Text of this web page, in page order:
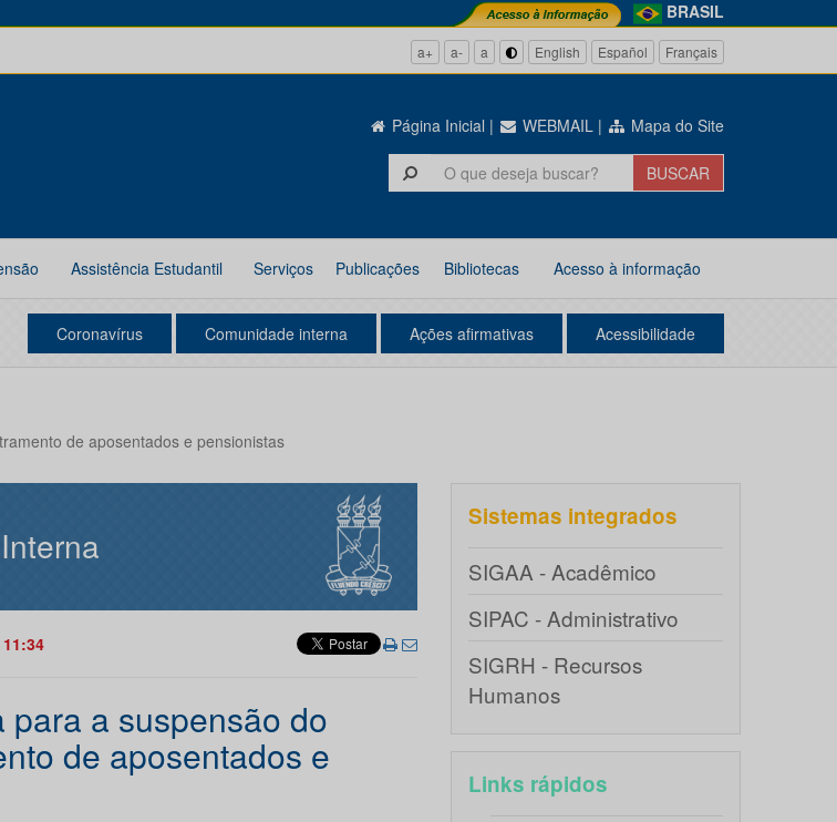
BRASIL
a+ a- a English Español Français
Página Inicial | WEBMAIL | Mapa do Site
Assistência Estudantil Serviços Publicações Bibliotecas Acesso à informação
Coronavírus Comunidade interna Ações afirmativas Acessibilidade
de aposentados e pensionistas
para a suspensão do
de aposentados e
Sistemas integrados
SIGAA - Acadêmico
SIPAC - Administrativo
SIGRH - Recursos
Humanos
Links rápidos